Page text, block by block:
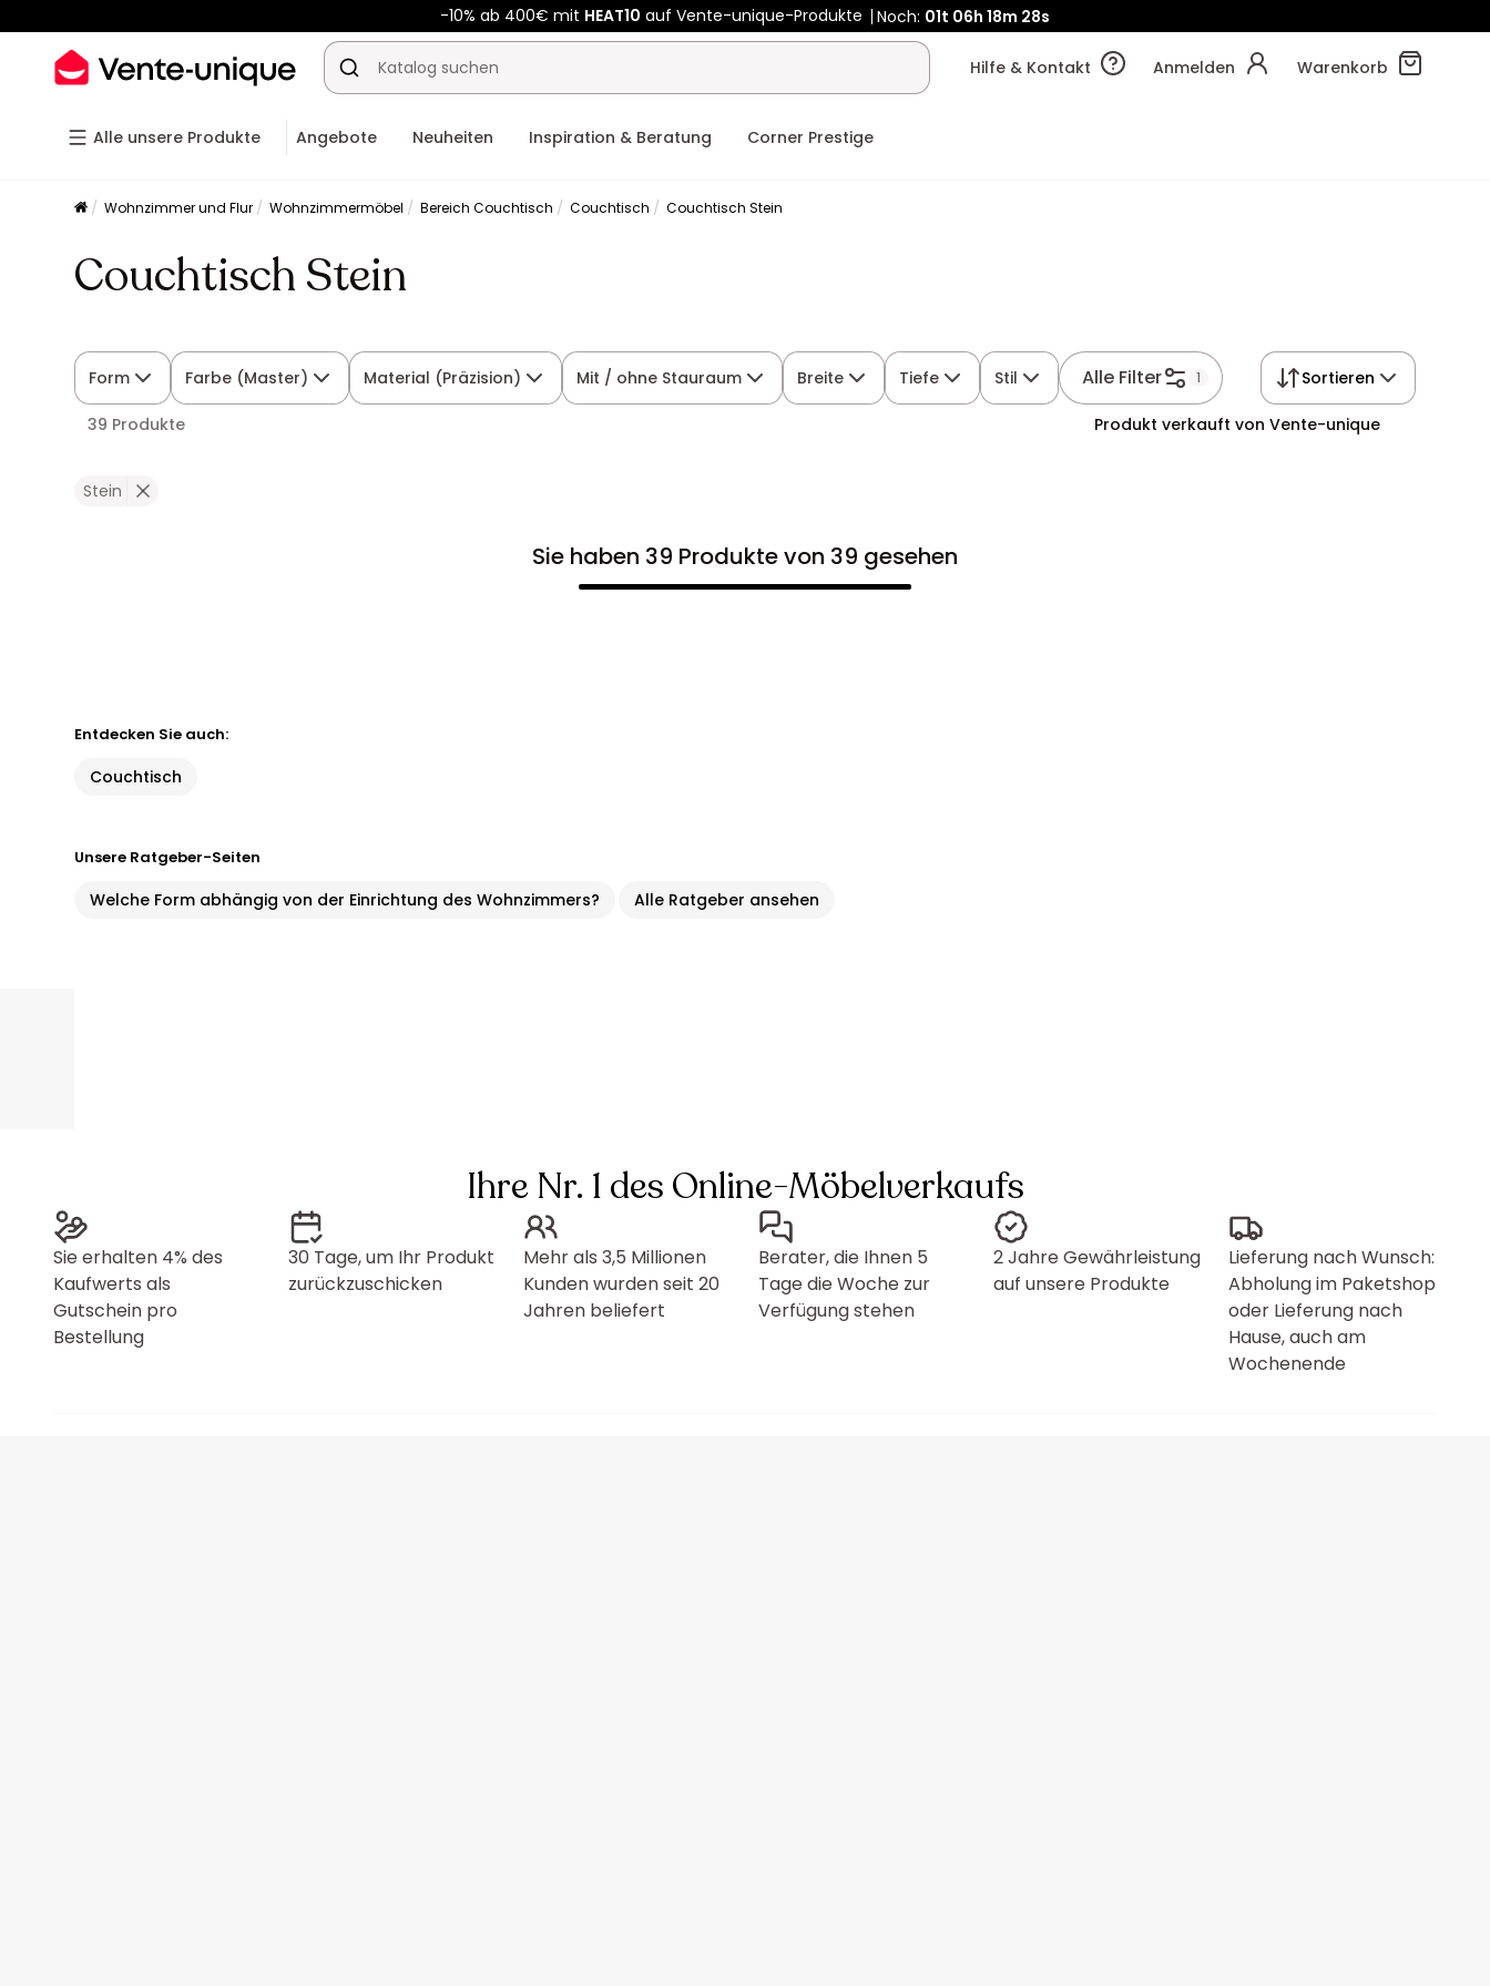
Kauf-unique wird zu Vente-unique - Gleicher Shop, neuer Name!
-10% ab 400€ mitHEAT10auf Vente-unique-Produkte Noch:01t
Hilfe & Kontakt
Anmelden Warenkorb
Alle unsere Produkte Angebote Neuheiten Inspiration & Beratung Corner Prestige
Wohnzimmer und Flur Wohnzimmermöbel Bereich Couchtisch Couchtisch Couchtisch Stein
Couchtisch Stein
Form Farbe (Master) Material (Präzision) Mit / ohne Stauraum Breite Tiefe Stil Alle Filter 1 Sortieren
39 Produkte Produkt verkauft von Vente-unique
Stein
Sie haben 39 Produkte von 39 gesehen
Entdecken Sie auch:
Couchtisch
Unsere Ratgeber-Seiten
Welche Form abhängig von der Einrichtung des Wohnzimmers? Alle Ratgeber ansehen
Ihre Nr. 1 des Online-Möbelverkaufs
Sie erhalten 4% des
Kaufwerts als
Gutschein pro
Bestellung
30 Tage, um Ihr Produkt
zurückzuschicken
Mehr als 3,5 Millionen
Kunden wurden seit 20
Jahren beliefert
Berater, die Ihnen 5
Tage die Woche zur
Verfügung stehen
2 Jahre Gewährleistung
auf unsere Produkte
Lieferung nach Wunsch:
Abholung im Paketshop
oder Lieferung nach
Hause, auch am
Wochenende